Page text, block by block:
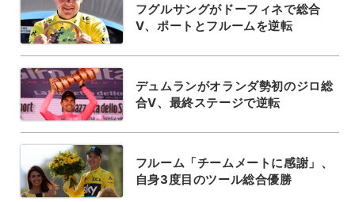
フグルサングがドーフィネで総合
V、ポートとフルームを逆転
デュムランがオランダ勢初のジロ総
合V、最終ステージで逆転
フルーム「チームメートに感謝」、
自身3度目のツール総合優勝